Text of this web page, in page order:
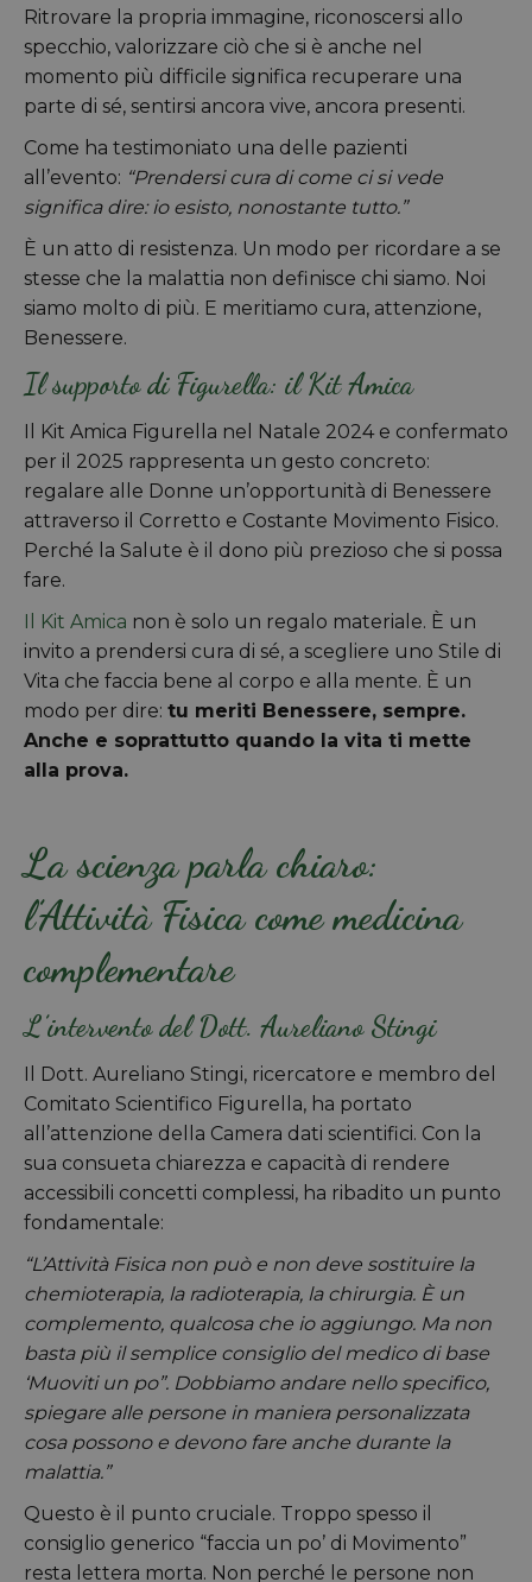
Ritrovare la propria immagine, riconoscersi allo
specchio, valorizzare ciò che si è anche nel
momento più difficile significa recuperare una
parte di sé, sentirsi ancora vive, ancora presenti.
Come ha testimoniato una delle pazienti
all’evento: “Prendersi cura di come ci si vede
significa dire: io esisto, nonostante tutto.”
È un atto di resistenza. Un modo per ricordare a se
stesse che la malattia non definisce chi siamo. Noi
siamo molto di più. E meritiamo cura, attenzione,
Benessere.
Il supporto di Figurella: il Kit Amica
Il Kit Amica Figurella nel Natale 2024 e confermato
per il 2025 rappresenta un gesto concreto:
regalare alle Donne un’opportunità di Benessere
attraverso il Corretto e Costante Movimento Fisico.
Perché la Salute è il dono più prezioso che si possa
fare.
Il Kit Amica non è solo un regalo materiale. È un
invito a prendersi cura di sé, a scegliere uno Stile di
Vita che faccia bene al corpo e alla mente. È un
modo per dire: tu meriti Benessere, sempre.
Anche e soprattutto quando la vita ti mette
alla prova.
La scienza parla chiaro:
l’Attività Fisica come medicina
complementare
L’intervento del Dott. Aureliano Stingi
Il Dott. Aureliano Stingi, ricercatore e membro del
Comitato Scientifico Figurella, ha portato
all’attenzione della Camera dati scientifici. Con la
sua consueta chiarezza e capacità di rendere
accessibili concetti complessi, ha ribadito un punto
fondamentale:
“L’Attività Fisica non può e non deve sostituire la
chemioterapia, la radioterapia, la chirurgia. È un
complemento, qualcosa che io aggiungo. Ma non
basta più il semplice consiglio del medico di base
‘Muoviti un po”. Dobbiamo andare nello specifico,
spiegare alle persone in maniera personalizzata
cosa possono e devono fare anche durante la
malattia.”
Questo è il punto cruciale. Troppo spesso il
consiglio generico “faccia un po’ di Movimento”
resta lettera morta. Non perché le persone non